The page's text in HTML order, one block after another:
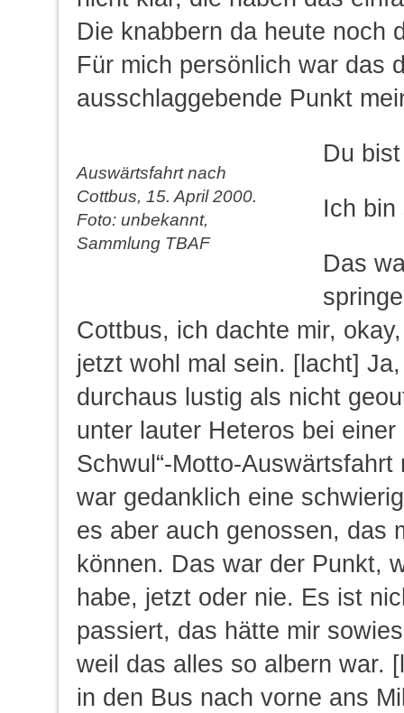
Die knabbern da heute noch
Für mich persönlich war das
ausschlaggebende Punkt
Auswärtsfahrt nach
Cottbus, 15. April 2000.
Foto: unbekannt,
Sammlung TBAF
Du
Ich bin
Das
Cottbus, ich dachte mir,
jetzt wohl mal sein. [lacht]
durchaus lustig als nicht
unter lauter Heteros bei einer
Schwul“-Motto-
war gedanklich eine
es aber auch genossen, das
können. Das war der Punkt,
habe, jetzt oder nie. Es ist
passiert, das hätte mir
weil das alles so albern war.
in den Bus nach vorne ans